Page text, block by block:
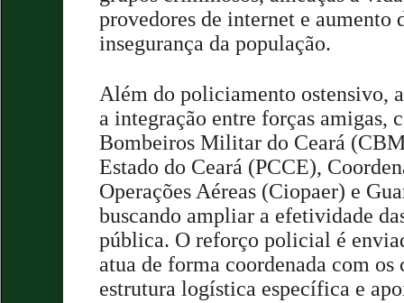
provedores de internet e aumento
insegurança da população.
Além do policiamento ostensivo,
a integração entre forças amigas,
Bombeiros Militar do Ceará
Estado do Ceará (PCCE),
Operações Aéreas (Ciopaer) e
buscando ampliar a efetividade
pública. O reforço policial é
atua de forma coordenada com
estrutura logística específica e